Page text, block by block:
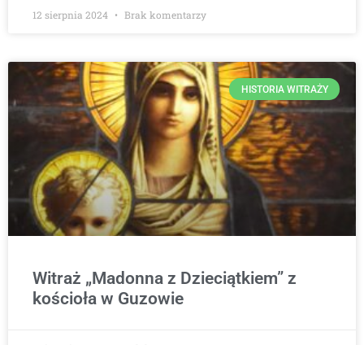
12 sierpnia 2024 Brak komentarzy
HISTORIA WITRAŻY
Witraż „Madonna z Dzieciątkiem” z
kościoła w Guzowie